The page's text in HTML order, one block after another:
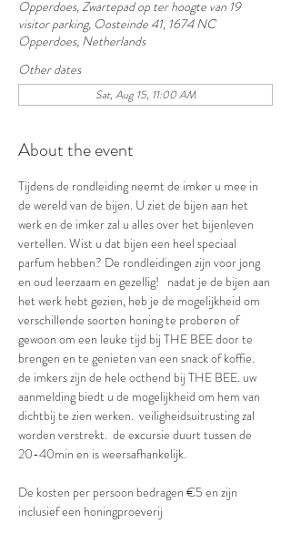
Opperdoes, Zwartepad op ter hoogte van 19
visitor parking, Oosteinde 41, 1674 NC
Opperdoes, Netherlands
Other dates
Sat, Aug 15, 11:00 AM
About the event
Tijdens de rondleiding neemt de imker u mee in
de wereld van de bijen. U ziet de bijen aan het
werk en de imker zal u alles over het bijenleven
vertellen. Wist u dat bijen een heel speciaal
parfum hebben? De rondleidingen zijn voor jong
en oud leerzaam en gezellig!   nadat je de bijen aan
het werk hebt gezien, heb je de mogelijkheid om
verschillende soorten honing te proberen of
gewoon om een leuke tijd bij THE BEE door te
brengen en te genieten van een snack of koffie.
de imkers zijn de hele octhend bij THE BEE. uw
aanmelding biedt u de mogelijkheid om hem van
dichtbij te zien werken.  veiligheidsuitrusting zal
worden verstrekt.  de excursie duurt tussen de
20-40min en is weersafhankelijk.
De kosten per persoon bedragen €5 en zijn
inclusief een honingproeverij